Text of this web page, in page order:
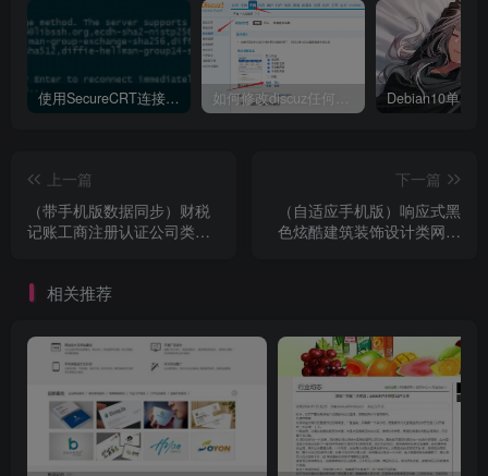
使用SecureCRT连接Ubuntu20.04报错：Key exchange failed. No compatible key exchange method. 如何修改discuz任何模板的编辑器默认字体类型和默认字体大小
上一篇
（带手机版数据同步）财税
记账工商注册认证公司类网
下一篇
（自适应手机版）响应式黑
色炫酷建筑装饰设计类网站
相关推荐